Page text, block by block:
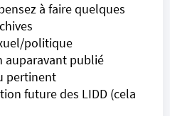
à faire quelques
politique
auparavant publié
pertinent
future des LIDD (cela